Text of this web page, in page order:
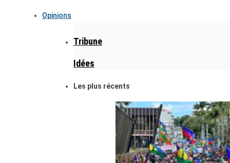
Opinions
Tribune
Idées
Les plus récents